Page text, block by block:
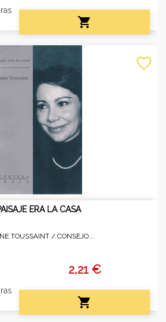

ERA LA CASA
TOUSSAINT / CONSEJO...
2,21 €

favorite_border